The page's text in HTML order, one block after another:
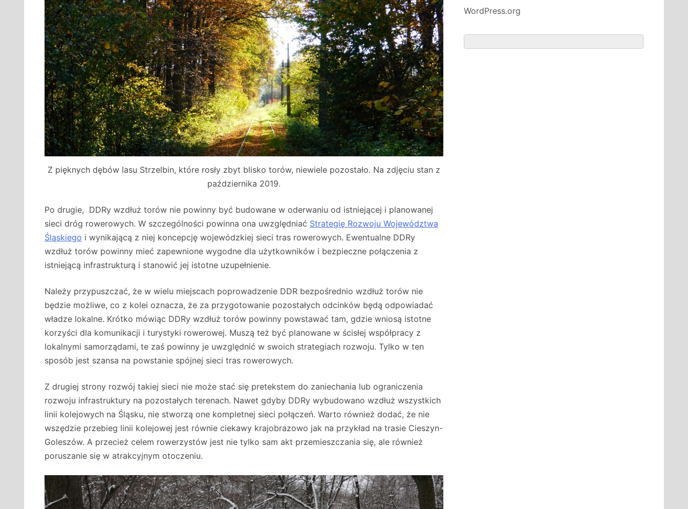
Z pięknych dębów lasu Strzelbin, które rosły zbyt blisko torów, niewiele pozostało. Na zdjęciu stan z
października 2019.
Po drugie, DDRy wzdłuż torów nie powinny być budowane w oderwaniu od istniejącej i planowanej
sieci dróg rowerowych. W szczególności powinna ona uwzględniać Strategię Rozwoju Województwa
Śląskiego i wynikającą z niej koncepcję wojewódzkiej sieci tras rowerowych. Ewentualne DDRy
wzdłuż torów powinny mieć zapewnione wygodne dla użytkowników i bezpieczne połączenia z
istniejącą infrastrukturą i stanowić jej istotne uzupełnienie.
Należy przypuszczać, że w wielu miejscach poprowadzenie DDR bezpośrednio wzdłuż torów nie
będzie możliwe, co z kolei oznacza, że za przygotowanie pozostałych odcinków będą odpowiadać
władze lokalne. Krótko mówiąc DDRy wzdłuż torów powinny powstawać tam, gdzie wniosą istotne
korzyści dla komunikacji i turystyki rowerowej. Muszą też być planowane w ścisłej współpracy z
lokalnymi samorządami, te zaś powinny je uwzględnić w swoich strategiach rozwoju. Tylko w ten
sposób jest szansa na powstanie spójnej sieci tras rowerowych.
Z drugiej strony rozwój takiej sieci nie może stać się pretekstem do zaniechania lub ograniczenia
rozwoju infrastruktury na pozostałych terenach. Nawet gdyby DDRy wybudowano wzdłuż wszystkich
linii kolejowych na Śląsku, nie stworzą one kompletnej sieci połączeń. Warto również dodać, że nie
wszędzie przebieg linii kolejowej jest równie ciekawy krajobrazowo jak na przykład na trasie Cieszyn-
Goleszów. A przecież celem rowerzystów jest nie tylko sam akt przemieszczania się, ale również
poruszanie się w atrakcyjnym otoczeniu.
WordPress.org